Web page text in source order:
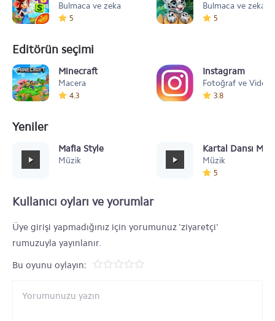
Bulmaca ve zeka
5
Bulmaca ve zeka
5
Editörün seçimi
Minecraft
Macera
4.3
Instagram
Fotoğraf ve Video
3.8
Yeniler
Mafia Style
Müzik
Kartal Dansı
Müzik
5
Kullanıcı oyları ve yorumlar
Üye girişi yapmadığınız için yorumunuz 'ziyaretçi'
rumuzuyla yayınlanır.
Bu oyunu oylayın: